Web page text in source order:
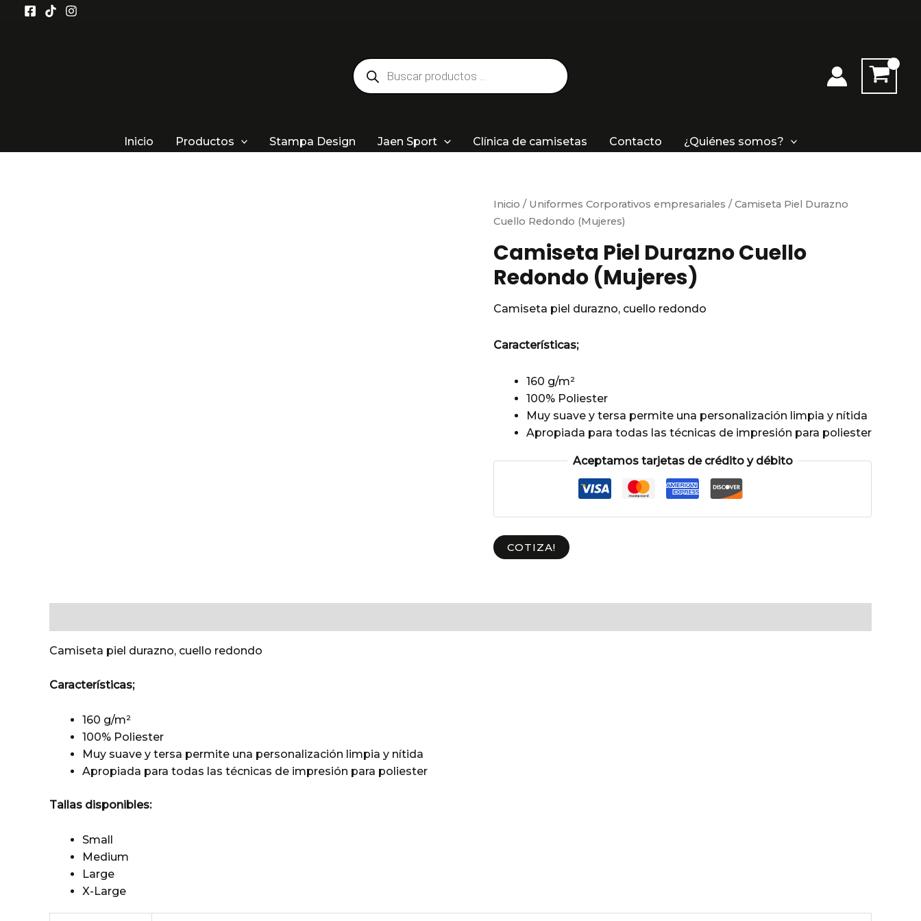
de
productos
Inicio Productos Stampa Design Jaen Sport Clínica de camisetas Contacto ¿Quiénes somos?
Inicio / Uniformes Corporativos empresariales / Camiseta Piel Durazno
Cuello Redondo (Mujeres)
Camiseta Piel Durazno Cuello
Redondo (Mujeres)
Camiseta piel durazno, cuello redondo
Características;
160 g/m²
100% Poliester
Muy suave y tersa permite una personalización limpia y nítida
Apropiada para todas las técnicas de impresión para poliester
Aceptamos tarjetas de crédito y débito
COTIZA!
Camiseta piel durazno, cuello redondo
Características;
160 g/m²
100% Poliester
Muy suave y tersa permite una personalización limpia y nítida
Apropiada para todas las técnicas de impresión para poliester
Tallas disponibles:
Small
Medium
Large
X-Large